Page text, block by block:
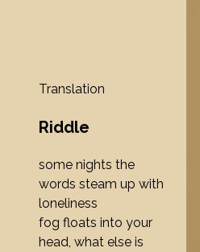
Translation
Riddle
some nights the
words steam up with
loneliness
fog floats into your
head, what else is